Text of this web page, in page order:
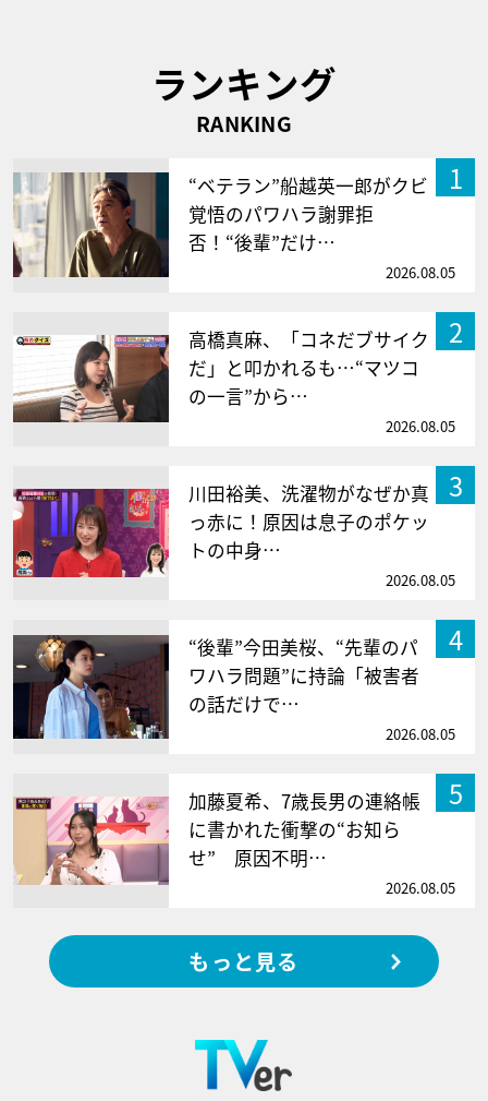
ランキング
RANKING
1
“ベテラン”船越英一郎がクビ
覚悟のパワハラ謝罪拒
否！“後輩”だけ…
2026.08.05
2
高橋真麻、「コネだブサイク
だ」と叩かれるも…“マツコ
の一言”から…
2026.08.05
3
川田裕美、洗濯物がなぜか真
っ赤に！原因は息子のポケッ
トの中身…
2026.08.05
4
“後輩”今田美桜、“先輩のパ
ワハラ問題”に持論「被害者
の話だけで…
2026.08.05
5
加藤夏希、7歳長男の連絡帳
に書かれた衝撃の“お知ら
せ” 原因不明…
2026.08.05
もっと見る